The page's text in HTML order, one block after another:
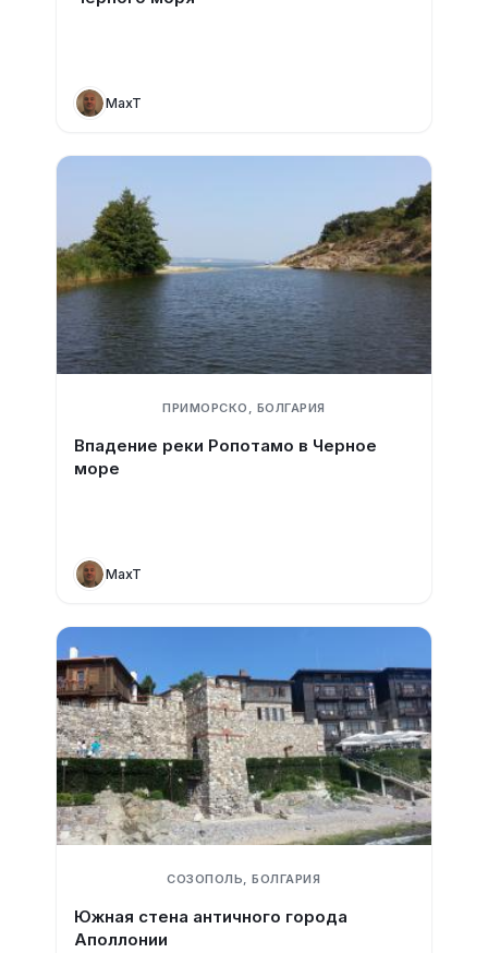
MaxT
ПРИМОРСКО, БОЛГАРИЯ
Впадение реки Ропотамо в Черное
море
MaxT
СОЗОПОЛЬ, БОЛГАРИЯ
Южная стена античного города
Аполлонии